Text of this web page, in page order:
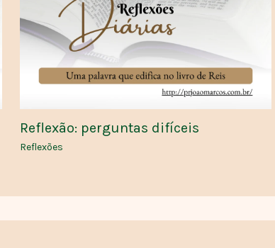
Reflexão: perguntas difíceis
Reflexões